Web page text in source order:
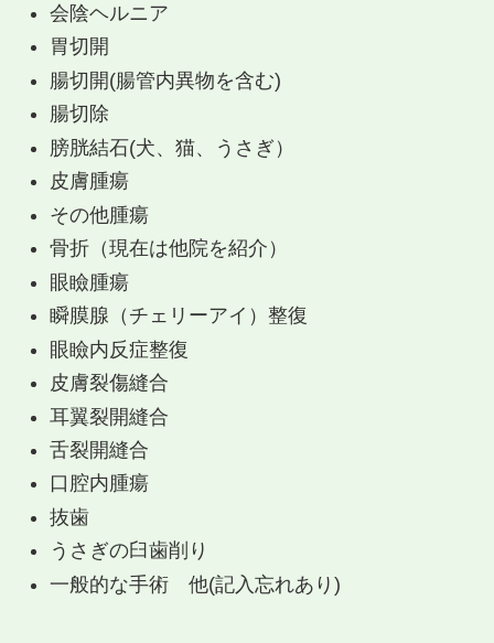
会陰ヘルニア
胃切開
腸切開(腸管内異物を含む)
腸切除
膀胱結石(犬、猫、うさぎ）
皮膚腫瘍
その他腫瘍
骨折（現在は他院を紹介）
眼瞼腫瘍
瞬膜腺（チェリーアイ）整復
眼瞼内反症整復
皮膚裂傷縫合
耳翼裂開縫合
舌裂開縫合
口腔内腫瘍
抜歯
うさぎの臼歯削り
一般的な手術 他(記入忘れあり)